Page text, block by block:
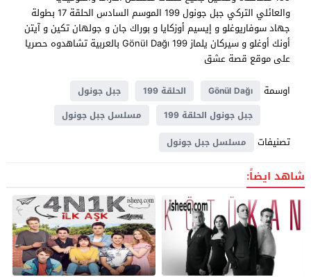
والعائلي التركي جبل جونول 199 الموسم السادس الحلقة 17 بطولة
جهاد سوفاريوغلو و إيسيم أوزكايا و بوراك جان و جولهان تكين و آيتن
أونك أوغلو و سيركان يلماز Gönül Dağı 199 بالعربية تشاهدوه حصريا
على موقع قصة عشق
اوسمة
Gönül Dağı الحلقة 199
جبل جونول
جبل جونول الحلقة 199
مسلسل جبل جونول
تصنيفات مسلسل جبل جونول
شاهد ايضاً: